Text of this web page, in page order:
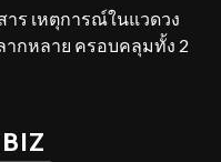
ร เหตุการณ์ในแวดวง
กหลาย ครอบคลุมทั้ง 2
BIZ